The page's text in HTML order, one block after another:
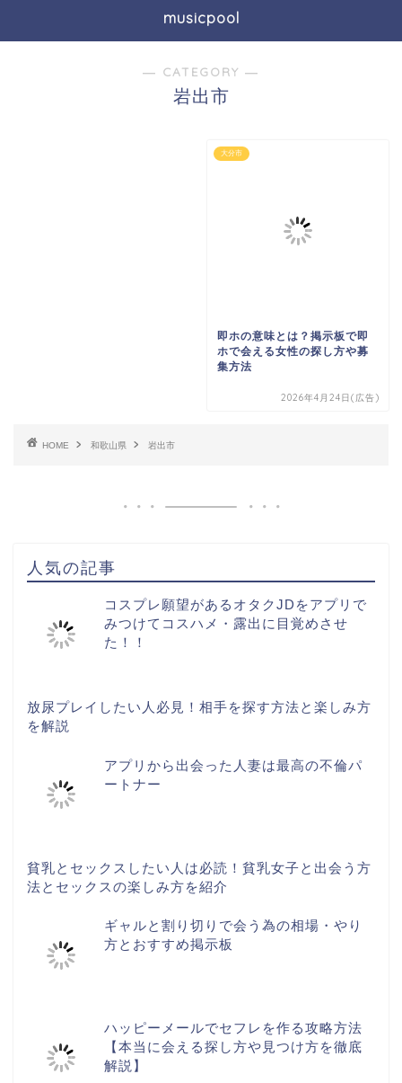
musicpool
― CATEGORY ―
岩出市
大分市
即ホの意味とは？掲示板で即
ホで会える女性の探し方や募
集方法
2026年4月24日(広告)
HOME 和歌山県 岩出市
人気の記事
コスプレ願望があるオタクJDをアプリで
みつけてコスハメ・露出に目覚めさせ
た！！
放尿プレイしたい人必見！相手を探す方法と楽しみ方
を解説
アプリから出会った人妻は最高の不倫パ
ートナー
貧乳とセックスしたい人は必読！貧乳女子と出会う方
法とセックスの楽しみ方を紹介
ギャルと割り切りで会う為の相場・やり
方とおすすめ掲示板
ハッピーメールでセフレを作る攻略方法
【本当に会える探し方や見つけ方を徹底
解説】